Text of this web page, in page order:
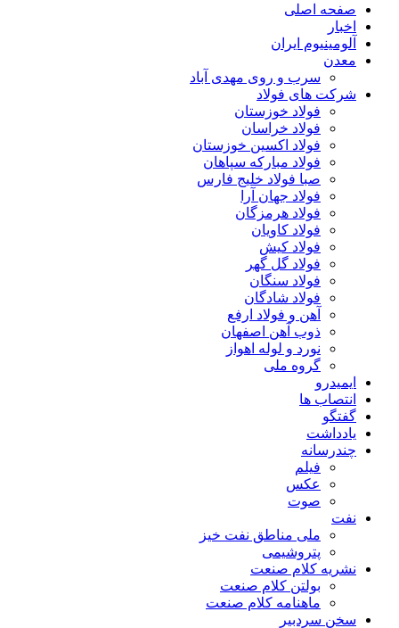
صفحه اصلی
اخبار
آلومینیوم ایران
معدن
سرب و روی مهدی آباد
شرکت های فولاد
فولاد خوزستان
فولاد خراسان
فولاد اکسین خوزستان
فولاد مبارکه سپاهان
صبا فولاد خلیج فارس
فولاد جهان آرا
فولاد هرمزگان
فولاد کاویان
فولاد کیش
فولاد گل گهر
فولاد سنگان
فولاد شادگان
آهن و فولاد ارفع
ذوب آهن اصفهان
نورد و لوله اهواز
گروه ملی
ایمیدرو
انتصاب ها
گفتگو
یادداشت
چندرسانه
فیلم
عکس
صوت
نفت
ملی مناطق نفت خیز
پتروشیمی
نشریه کلام صنعت
بولتن کلام صنعت
ماهنامه کلام صنعت
سخن سردبیر